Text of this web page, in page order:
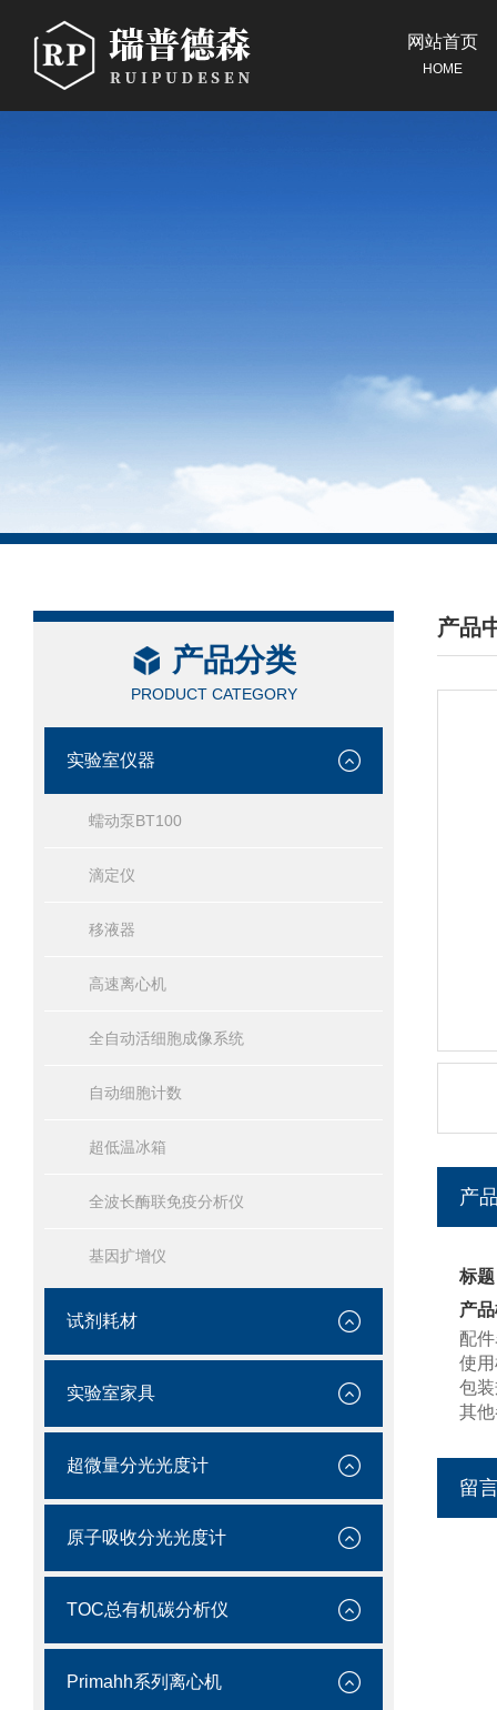
网站首页
HOME
产品分类
PRODUCT CATEGORY
实验室仪器
蠕动泵BT100
滴定仪
移液器
高速离心机
全自动活细胞成像系统
自动细胞计数
超低温冰箱
全波长酶联免疫分析仪
基因扩增仪
试剂耗材
实验室家具
超微量分光光度计
原子吸收分光光度计
TOC总有机碳分析仪
Primahh系列离心机
产品
/
产
标
产
配
使
包
其
留